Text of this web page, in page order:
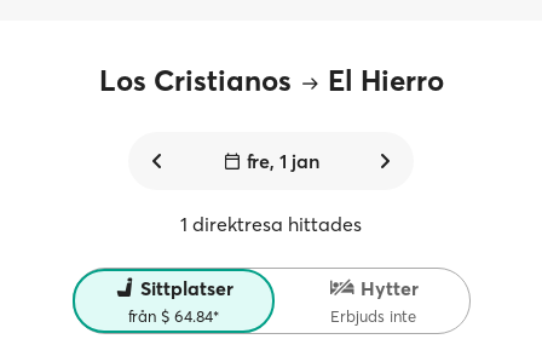
Los Cristianos El Hierro
fre, 1 jan
1 direktresa hittades
Sittplatser
från $ 64.84*
Hytter
Erbjuds inte